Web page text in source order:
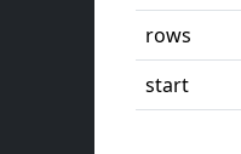
rows
start